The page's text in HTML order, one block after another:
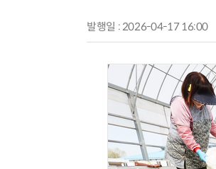
발행일 : 2026-04-17 16:00